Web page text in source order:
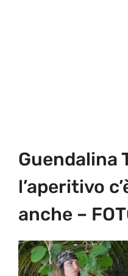
Guendalina
l’aperitivo
anche –